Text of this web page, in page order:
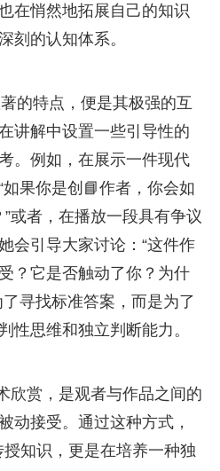
在悄然地拓展自己的知识
刻的认知体系。
的特点，便是其极强的互
讲解中设置一些引导性的
。例如，在展示一件现代
果你是创📘作者，你会如
”或者，在播放一段具有争议
会引导大家讨论：“这件作
？它是否触动了你？为什
寻找标准答案，而是为了
性思维和独立判断能力。
欣赏，是观者与作品之间的
动接受。通过这种方式，
知识，更是在培养一种独